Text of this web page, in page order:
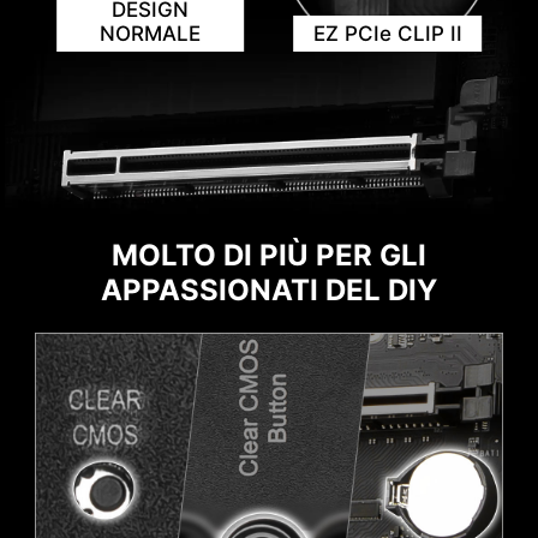
DESIGN
NORMALE
EZ PCIe CLIP II
MOLTO DI PIÙ PER GLI
APPASSIONATI DEL DIY
NOTIFICA DI COLLISIONE
Intestazione con colore diverso
Per differenziare meglio gli header a pin per